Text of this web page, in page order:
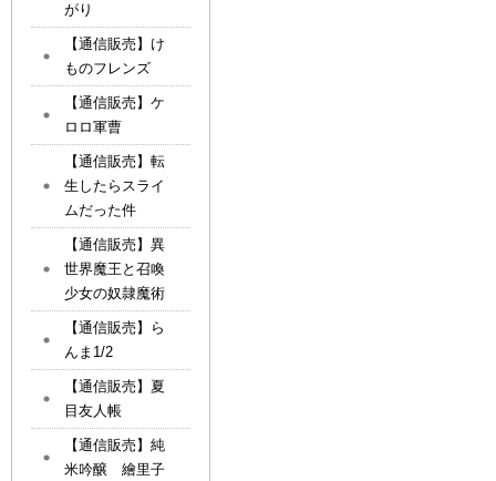
がり
【通信販売】け
ものフレンズ
【通信販売】ケ
ロロ軍曹
【通信販売】転
生したらスライ
ムだった件
【通信販売】異
世界魔王と召喚
少女の奴隷魔術
【通信販売】ら
んま1/2
【通信販売】夏
目友人帳
【通信販売】純
米吟醸 繪里子